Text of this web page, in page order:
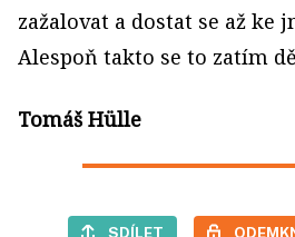
zažalovat a dostat se až ke
Alespoň takto se to zatím
Tomáš Hülle
SDÍLET